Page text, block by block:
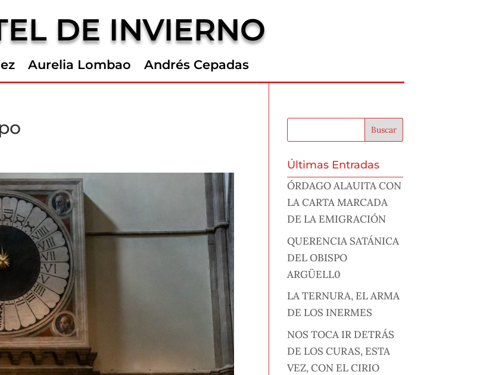
DE INVIERNO
Aurelia Lombao Andrés Cepadas
Últimas Entradas
ÓRDAGO ALAUITA CON
LA CARTA MARCADA
DE LA EMIGRACIÓN
QUERENCIA SATÁNICA
DEL OBISPO
ARGÜELL0
LA TERNURA, EL ARMA
DE LOS INERMES
NOS TOCA IR DETRÁS
DE LOS CURAS, ESTA
VEZ, CON EL CIRIO